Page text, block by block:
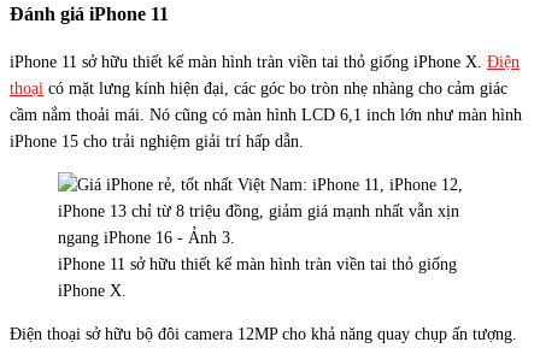
Đánh giá iPhone 11
iPhone 11 sở hữu thiết kế màn hình tràn viền tai thỏ giống iPhone X. Điện
thoại có mặt lưng kính hiện đại, các góc bo tròn nhẹ nhàng cho cảm giác
cầm nắm thoải mái. Nó cũng có màn hình LCD 6,1 inch lớn như màn hình
iPhone 15 cho trải nghiệm giải trí hấp dẫn.
iPhone 11 sở hữu thiết kế màn hình tràn viền tai thỏ giống
iPhone X.
Điện thoại sở hữu bộ đôi camera 12MP cho khả năng quay chụp ấn tượng.